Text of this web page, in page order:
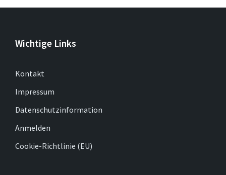
Wichtige Links
Kontakt
Impressum
Datenschutzinformation
Anmelden
Cookie-Richtlinie (EU)